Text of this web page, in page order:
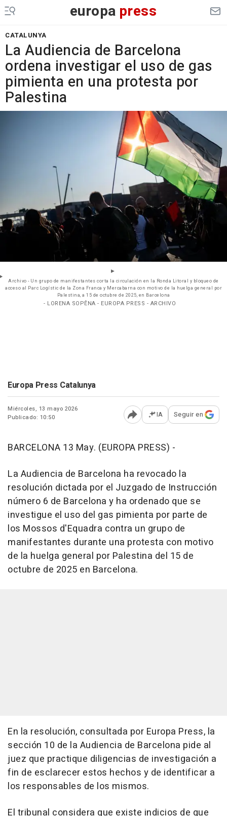
europa press
CATALUNYA
La Audiencia de Barcelona
ordena investigar el uso de gas
pimienta en una protesta por
Palestina
Archivo - Un grupo de manifestantes corta la circulación en la Ronda Litoral y bloqueo de
acceso al Parc Logístic de la Zona Franca y Mercabarna con motivo de la huelga general por
Palestina, a 15 de octubre de 2025, en Barcelona
- LORENA SOPÊNA - EUROPA PRESS - ARCHIVO
Europa Press Catalunya
Miércoles, 13 mayo 2026
Publicado: 10:50
Abrir opciones para
IA Seguir en
BARCELONA 13 May. (EUROPA PRESS) -
La Audiencia de Barcelona ha revocado la
resolución dictada por el Juzgado de Instrucción
número 6 de Barcelona y ha ordenado que se
investigue el uso del gas pimienta por parte de
los Mossos d'Equadra contra un grupo de
manifestantes durante una protesta con motivo
de la huelga general por Palestina del 15 de
octubre de 2025 en Barcelona.
En la resolución, consultada por Europa Press, la
sección 10 de la Audiencia de Barcelona pide al
juez que practique diligencias de investigación a
fin de esclarecer estos hechos y de identificar a
los responsables de los mismos.
El tribunal considera que existe indicios de que